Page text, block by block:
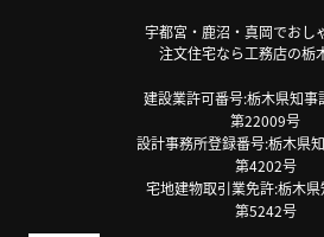
宇都宮・鹿沼・真岡でおし
注文住宅なら工務店の栃
建設業許可番号:栃木県知事
第22009号
設計事務所登録番号:栃木県
第4202号
宅地建物取引業免許:栃木県
第5242号